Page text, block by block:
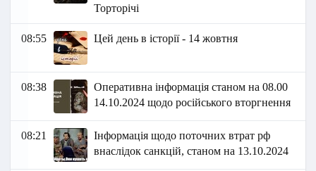
Торторічі
08:55 Цей день в історії - 14 жовтня
08:38
Оперативна інформація станом на 08.00
14.10.2024 щодо російського вторгнення
08:21
Інформація щодо поточних втрат рф
внаслідок санкцій, станом на 13.10.2024